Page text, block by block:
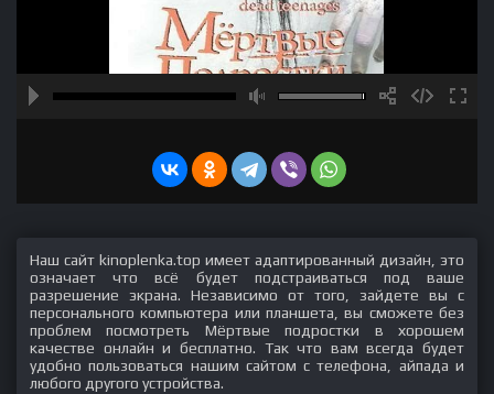
Наш сайт kinoplenka.top имеет адаптированный дизайн, это
означает что всё будет подстраиваться под ваше
разрешение экрана. Независимо от того, зайдете вы с
персонального компьютера или планшета, вы сможете без
проблем посмотреть Мёртвые подростки в хорошем
качестве онлайн и бесплатно. Так что вам всегда будет
удобно пользоваться нашим сайтом с телефона, айпада и
любого другого устройства.